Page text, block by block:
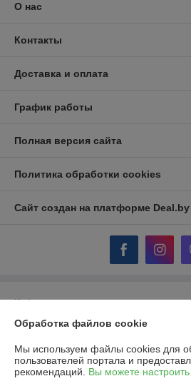
О нас
Контакты
Доставка и оплата
График работы
Полная версия сайта
Политика обработки cookies
Сайт создан на платформе Deal.by
Информация для покупателя
Юридическое лицо:ОДО "Гидротеплоцентр"
Регистрационный номер ЕГР: 290322854
Обработка файлов cookie
Мы используем файлы cookies для
пользователей портала и
рекомендаций. Вы можете